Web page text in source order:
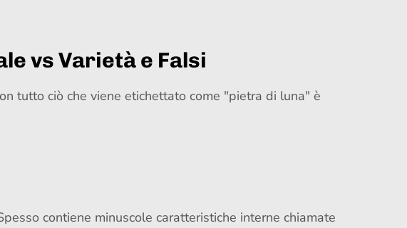
vs Varietà e Falsi
tutto ciò che viene etichettato come "pietra di luna" è
contiene minuscole caratteristiche interne chiamate